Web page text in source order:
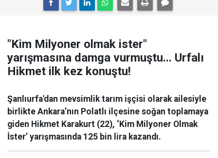
"Kim Milyoner olmak ister"
yarışmasına damga vurmuştu... Urfalı
Hikmet ilk kez konuştu!
Şanlıurfa'dan mevsimlik tarım işçisi olarak ailesiyle
birlikte Ankara’nın Polatlı ilçesine soğan toplamaya
giden Hikmet Karakurt (22), ‘Kim Milyoner Olmak
İster’ yarışmasında 125 bin lira kazandı.